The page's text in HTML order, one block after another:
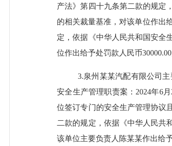
产法》第四十九条第二款的规定
的相关裁量基准，对该单位作出
定，依据《中华人民共和国安全
位作出给予处罚款人民币30000.00
3.泉州某某汽配有限公司
安全生产管理职责案： 2024年6
位签订专门的安全生产管理协议
二款的规定，依据《中华人民共
该单位主要负责人陈某某作出给